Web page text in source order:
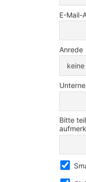
E-Mail-
Anrede
Bitte